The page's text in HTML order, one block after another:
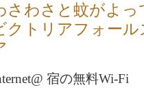
さわさと蚊がよっ
クトリアフォー
宿の無料Wi-Fi